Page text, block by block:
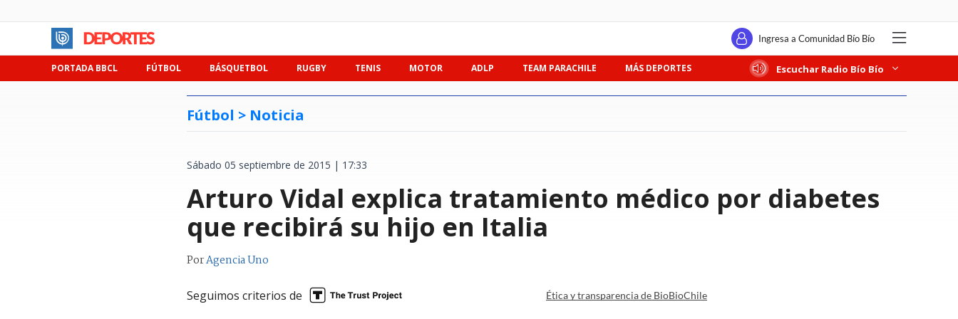
Ingresa a Comunidad Bío Bío
PORTADA BBCL FÚTBOL BÁSQUETBOL RUGBY TENIS MOTOR ADLP TEAM PARACHILE MÁS DEPORTES Escuchar Radio Bío Bío
Fútbol > Noticia
Sábado 05 septiembre de 2015 | 17:33
Arturo Vidal explica tratamiento médico por diabetes
que recibirá su hijo en Italia
PorAgencia Uno
Seguimos criterios de Ética y transparencia de BioBioChile